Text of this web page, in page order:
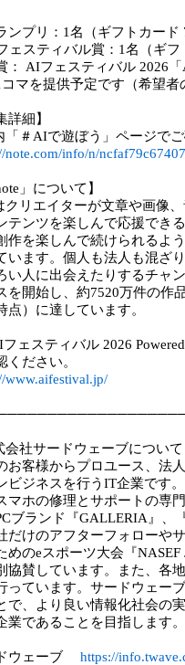
ンプリ：1名（ギフトカー
ェスティバル賞：1名（ギ
AIフェスティバル 2026
コマを提供予定です（希望者
詳細】
「＃AIで遊ぼう」ページで
note.com/info/n/ncfaf79c67407
」について】
クリエイターが文章や画像
テンツを楽しんで応援でき
作を楽しんで続けられるよ
います。個人も法人も混ざ
い人に出会えたりするチャ
を開始し、約7520万件の作
点）に達しています。
ェスティバル 2026
ください。
www.aifestival.jp/
社サードウェーブについて
お客様からプロユース、法
ビジネスを行うIT企業です
マホの修理とサポートの専
ブランド『GALLERIA』、
だけのアフターフォローや
めのeスポーツ大会『
協賛しています。また、各
っています。サードウェー
で、より良い情報化社会の
業であることを目指します。
ウェーブ https://